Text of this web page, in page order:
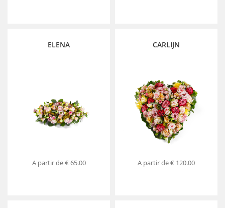
ELENA
A partir de€ 65.00
CARLIJN
A partir de€ 120.00